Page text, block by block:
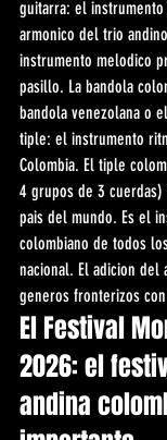
guitarra: el instrumento
armonico del trio
instrumento melodico
pasillo. La bandola
bandola venezolana o
tiple: el instrumento
Colombia. El tiple
4 grupos de 3
pais del mundo. Es el
colombiano de todos
nacional. El adicion
generos fronterizos
El Festival
2026: el
andina